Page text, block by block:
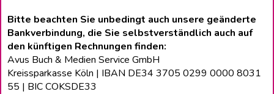
Bitte beachten Sie unbedingt auch unsere geänderte
Bankverbindung, die Sie selbstverständlich auch auf
den künftigen Rechnungen finden:
Avus Buch & Medien Service GmbH
Kreissparkasse Köln | IBAN DE34 3705 0299 0000 8031
55 | BIC COKSDE33